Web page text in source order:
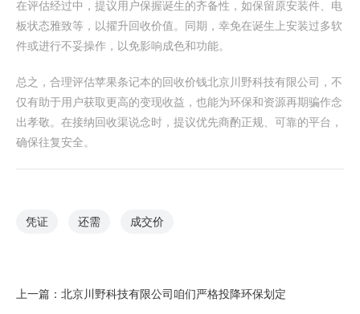
在评估经过中，提议用户保握诞生的齐备性，如保留原安装件、电
板状态雅致等，以擢升回收价值。同期，幸免在诞生上安装过多软
件或进行不妥操作，以免影响成色和功能。
总之，合理评估苹果条记本的回收价钱北京川野科技有限公司，不
仅有助于用户获取更高的变现收益，也能为环保和资源再期骗作念
出孝敬。在接纳回收渠说念时，提议优先商酌正规、可靠的平台，
确保往复安全。
凭证 还需 成交价
上一篇： 北京川野科技有限公司咱们严格投降环保划定